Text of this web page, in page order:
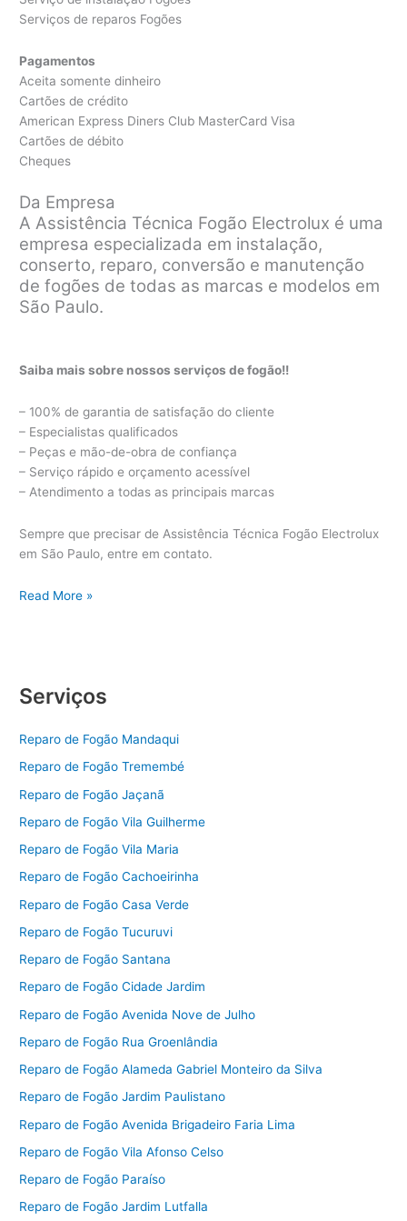
Serviços de reparos Fogões
Pagamentos
Aceita somente dinheiro
Cartões de crédito
American Express Diners Club MasterCard Visa
Cartões de débito
Cheques
Da Empresa
A Assistência Técnica Fogão Electrolux é uma
empresa especializada em instalação,
conserto, reparo, conversão e manutenção
de fogões de todas as marcas e modelos em
São Paulo.
Saiba mais sobre nossos serviços de fogão!!
– 100% de garantia de satisfação do cliente
– Especialistas qualificados
– Peças e mão-de-obra de confiança
– Serviço rápido e orçamento acessível
– Atendimento a todas as principais marcas
Sempre que precisar de Assistência Técnica Fogão Electrolux
em São Paulo, entre em contato.
Assistência
Read More »
Serviços
Reparo de Fogão Mandaqui
Reparo de Fogão Tremembé
Reparo de Fogão Jaçanã
Reparo de Fogão Vila Guilherme
Reparo de Fogão Vila Maria
Reparo de Fogão Cachoeirinha
Reparo de Fogão Casa Verde
Reparo de Fogão Tucuruvi
Reparo de Fogão Santana
Reparo de Fogão Cidade Jardim
Reparo de Fogão Avenida Nove de Julho
Reparo de Fogão Rua Groenlândia
Reparo de Fogão Alameda Gabriel Monteiro da Silva
Reparo de Fogão Jardim Paulistano
Reparo de Fogão Avenida Brigadeiro Faria Lima
Reparo de Fogão Vila Afonso Celso
Reparo de Fogão Paraíso
Reparo de Fogão Jardim Lutfalla